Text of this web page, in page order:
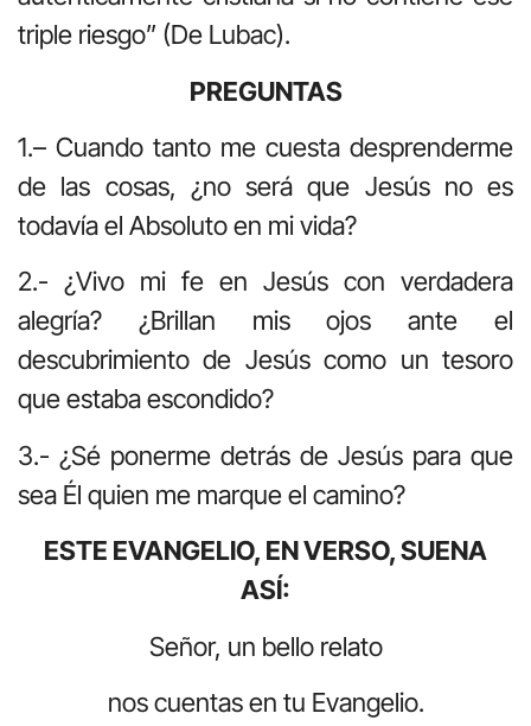
triple riesgo” (De Lubac).
PREGUNTAS
1.– Cuando tanto me cuesta desprenderme
de las cosas, ¿no será que Jesús no es
todavía el Absoluto en mi vida?
2.- ¿Vivo mi fe en Jesús con verdadera
alegría? ¿Brillan mis ojos ante el
descubrimiento de Jesús como un tesoro
que estaba escondido?
3.- ¿Sé ponerme detrás de Jesús para que
sea Él quien me marque el camino?
ESTE EVANGELIO, EN VERSO, SUENA
ASÍ:
Señor, un bello relato
nos cuentas en tu Evangelio.